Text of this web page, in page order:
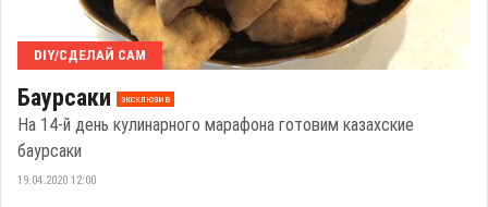
DIY/СДЕЛАЙ САМ
Баурсаки эксклюзив
На 14-й день кулинарного марафона готовим казахские
баурсаки
19.04.2020 12:00